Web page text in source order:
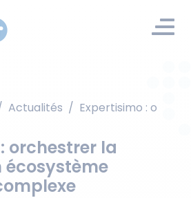
Actualités / Expertisimo :
orchestrer la
écosystème